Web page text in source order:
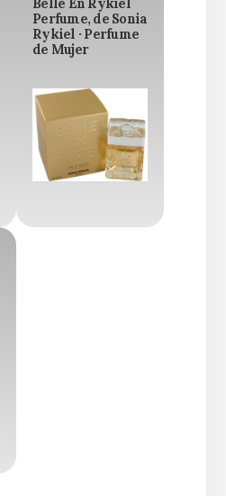
Belle En Rykiel
Perfume, de Sonia
Rykiel · Perfume
de Mujer